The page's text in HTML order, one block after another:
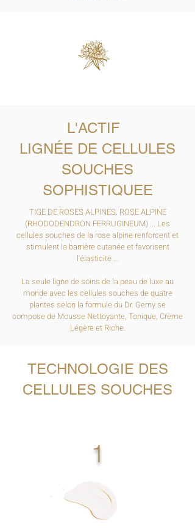
L'ACTIF
LIGNÉE DE CELLULES
SOUCHES
SOPHISTIQUEE
TIGE DE ROSES ALPINES. ROSE ALPINE
(RHODODENDRON FERRUGINEUM) ... Les
cellules souches de la rose alpine renforcent et
stimulent la barrière cutanée et favorisent
l'élasticité ...
La seule ligne de soins de la peau de luxe au
monde avec les cellules souches de quatre
plantes selon la formule du Dr. Gerny se
compose de Mousse Nettoyante, Tonique, Crème
Légère et Riche.
TECHNOLOGIE DES
CELLULES SOUCHES
1